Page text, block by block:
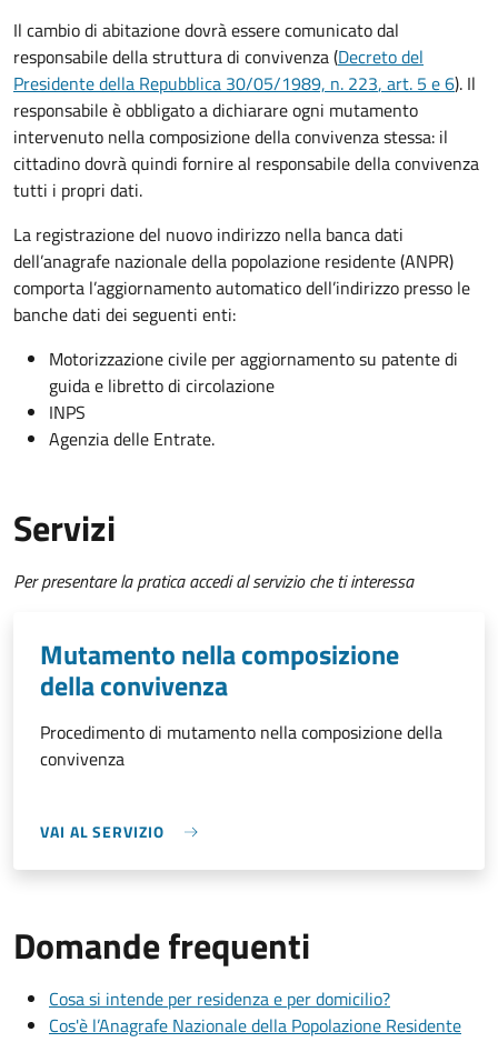
Il cambio di abitazione dovrà essere comunicato dal
responsabile della struttura di convivenza (Decreto del
Presidente della Repubblica 30/05/1989, n. 223, art. 5 e 6). Il
responsabile è obbligato a dichiarare ogni mutamento
intervenuto nella composizione della convivenza stessa: il
cittadino dovrà quindi fornire al responsabile della convivenza
tutti i propri dati.
La registrazione del nuovo indirizzo nella banca dati
dell’anagrafe nazionale della popolazione residente (ANPR)
comporta l’aggiornamento automatico dell’indirizzo presso le
banche dati dei seguenti enti:
Motorizzazione civile per aggiornamento su patente di
guida e libretto di circolazione
INPS
Agenzia delle Entrate.
Servizi
Per presentare la pratica accedi al servizio che ti interessa
Mutamento nella composizione
della convivenza
Procedimento di mutamento nella composizione della
convivenza
VAI AL SERVIZIO
Domande frequenti
Cosa si intende per residenza e per domicilio?
Cos'è l’Anagrafe Nazionale della Popolazione Residente